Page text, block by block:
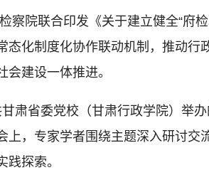
联合印发《关于建立健全“府检
态化制度化协作联动机制，推动行
建设一体推进。
省委党校（甘肃行政学院）举办
上，专家学者围绕主题深入研讨交
践探索。